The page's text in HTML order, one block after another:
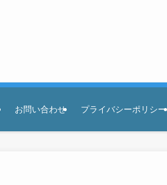
お問い合わせ プライバシーポリシー